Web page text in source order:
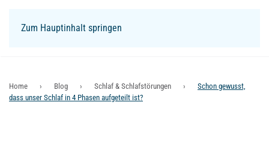
Zum Hauptinhalt springen
Home Blog Schlaf & Schlafstörungen
Schon gewusst,
dass unser Schlaf in 4 Phasen aufgeteilt ist?